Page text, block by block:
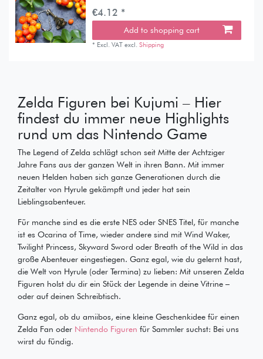
€4.12 *
Add to shopping cart
* Excl. VAT excl.Shipping
Zelda Figuren bei Kujumi – Hier
findest du immer neue Highlights
rund um das Nintendo Game
The Legend of Zelda schlägt schon seit Mitte der Achtziger
Jahre Fans aus der ganzen Welt in ihren Bann. Mit immer
neuen Helden haben sich ganze Generationen durch die
Zeitalter von Hyrule gekämpft und jeder hat sein
Lieblingsabenteuer.
Für manche sind es die erste NES oder SNES Titel, für manche
ist es Ocarina of Time, wieder andere sind mit Wind Waker,
Twilight Princess, Skyward Sword oder Breath of the Wild in das
große Abenteuer eingestiegen. Ganz egal, wie du gelernt hast,
die Welt von Hyrule (oder Termina) zu lieben: Mit unseren Zelda
Figuren holst du dir ein Stück der Legende in deine Vitrine –
oder auf deinen Schreibtisch.
Ganz egal, ob du amiibos, eine kleine Geschenkidee für einen
Zelda Fan oder Nintendo Figuren für Sammler suchst: Bei uns
wirst du fündig.